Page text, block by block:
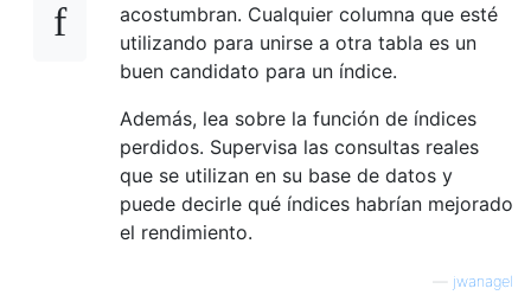
acostumbran. Cualquier columna que esté
utilizando para unirse a otra tabla es un
buen candidato para un índice.
Además, lea sobre la función de índices
perdidos. Supervisa las consultas reales
que se utilizan en su base de datos y
puede decirle qué índices habrían mejorado
el rendimiento.
jwanagel